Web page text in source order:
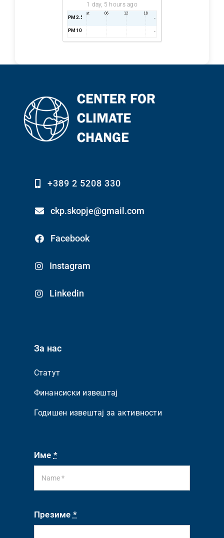
1 day, 5 hours ago
PM2.5 AQI -
PM10 AQI -
+389 2 5208 330
ckp.skopje@gmail.com
Facebook
Instagram
Linkedin
За нас
Статут
Финансиски извештај
Годишен извештај за активности
Име *
Презиме *